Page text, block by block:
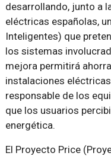
desarrollando, junto a
eléctricas españolas,
Inteligentes) que
los sistemas
mejora permitirá
instalaciones
responsable de los
que los usuarios
energética.
El Proyecto Price